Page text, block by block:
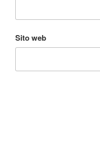
Sito web